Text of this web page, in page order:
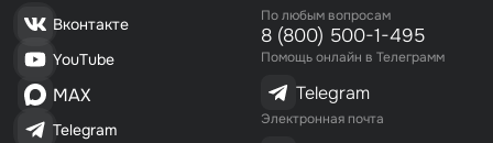
Вконтакте
YouTube
MAX
Telegram
По любым вопросам
8 (800) 500-1-495
Помощь онлайн в Телеграмм
Telegram
Электронная почта